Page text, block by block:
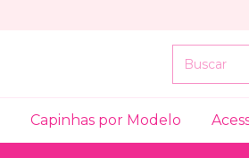
Capinhas por Modelo